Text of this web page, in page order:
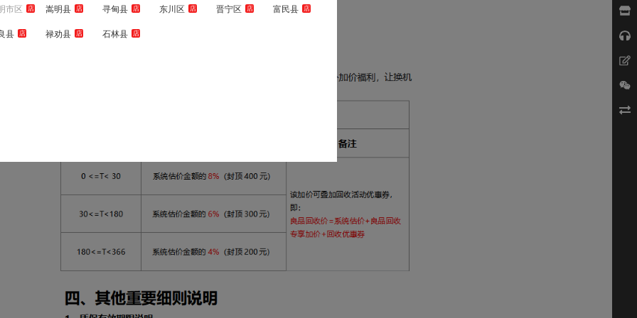
市区 店 嵩明县 店 寻甸县 店 东川区 店 晋宁区 店 富民县 店
县 店 禄劝县 店 石林县 店